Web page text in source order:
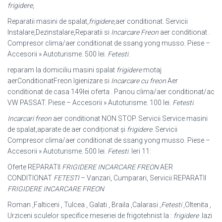
frigidere,
Reparatii masini de spalat, frigidere,aer conditionat. Servicii
Instalare, Dezinstalare,Reparatii si Incarcare Freon aer conditionat .
Compresor clima/aer conditionat de ssang yong musso. Piese –
Accesorii » Autoturisme. 500 lei. Fetesti.
reparam la domiciliu masini spalat frigideremotaj
aerConditionatFreon Igienizare si Incarcare cu freonAer
conditionat de casa 149lei oferta . Panou clima/aer conditionat/ac
VW PASSAT. Piese – Accesorii » Autoturisme. 100 lei. Fetesti.
Incarcari freon aer conditionat NON STOP. Servicii Service masini
de spalat, aparate de aer condiționat și frigidere. Servicii
Compresor clima/aer conditionat de ssang yong musso. Piese –
Accesorii » Autoturisme. 500 lei. Fetesti. Ieri 11:
Oferte REPARATII FRIGIDERE INCARCARE FREONAER
CONDITIONAT FETESTI– Vanzari, Cumparari, Servicii REPARATII
FRIGIDERE INCARCARE FREON
Roman ,Falticeni , Tulcea , Galati , Braila ,Calarasi , Fetesti,Oltenita ,
Urziceni sculelor specifice meseriei de frigotehnist la : frigidere.lazi